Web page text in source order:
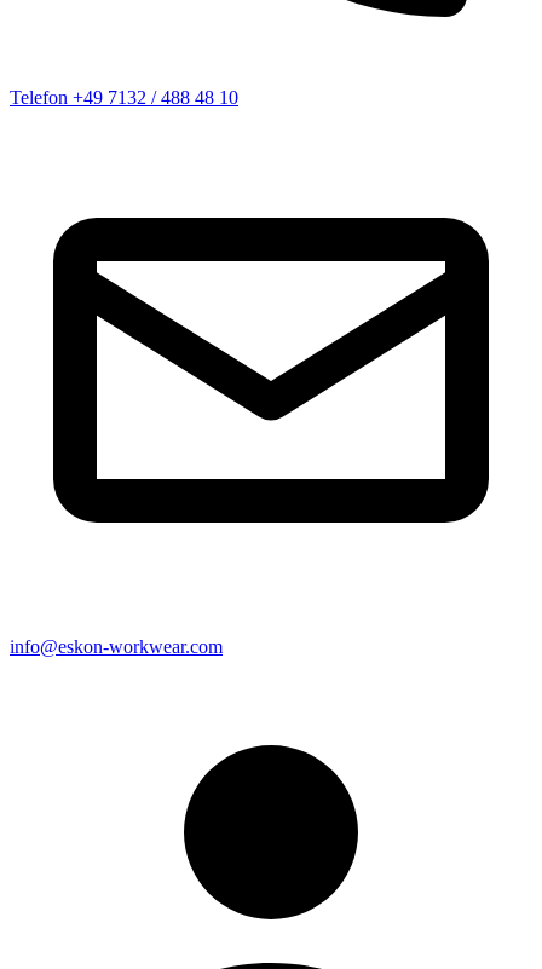
Telefon +49 7132 / 488 48 10
info@eskon-workwear.com